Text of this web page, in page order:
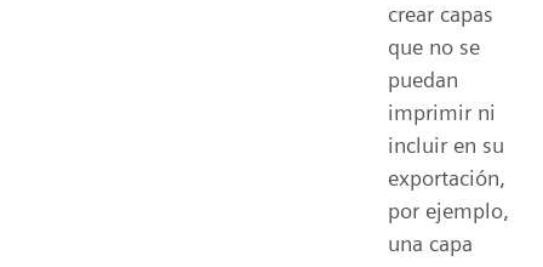
crear capas
que no se
puedan
imprimir ni
incluir en su
exportación,
por ejemplo,
una capa